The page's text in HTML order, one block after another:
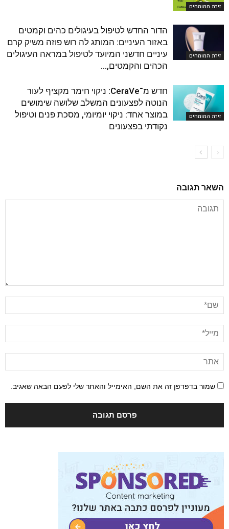
זירת המומחים
זירת המומחים
הדור החדש לטיפול בעיגולים כהים וקמטים
באזור העיניים: המותג לה רוש פוזה משיק קרם
עיניים חדשני המיועד לטיפול במראה העיגולים
הכהים והקמטים,...
זירת המומחים
חדש מ־CeraVe: ניקוי חימר מקציף לעור
הנוטה לפצעונים המשלב שלושה שימושים
במוצר אחד: ניקוי יומיומי, מסכת פנים וטיפול
נקודתי בפצעונים
השאר תגובה
שמור בדפדפן זה את השם, האימייל והאתר שלי לפעם הבאה שאגיב.